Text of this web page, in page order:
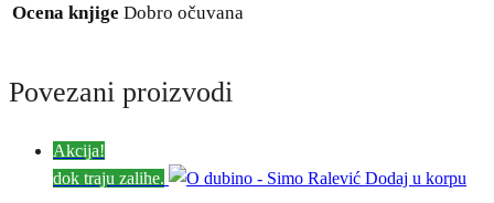
Ocena knjige Dobro očuvana
Povezani proizvodi
Akcija!
dok traju zalihe.
Dodaj u korpu